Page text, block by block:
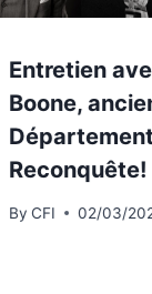
Entretien
Boone,
By CFI 02/03/